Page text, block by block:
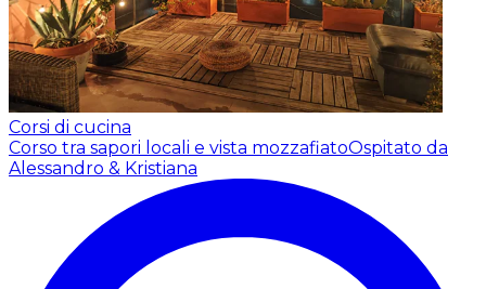
Corsi di cucina
Corso tra sapori locali e vista mozzafiatoOspitato da
Alessandro & Kristiana